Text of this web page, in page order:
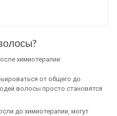
химиотерапии:
от общего до
волосы просто становятся
до химиотерапии, могут